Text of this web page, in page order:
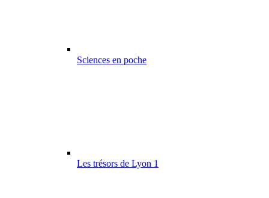
Sciences en poche
Les trésors de Lyon 1